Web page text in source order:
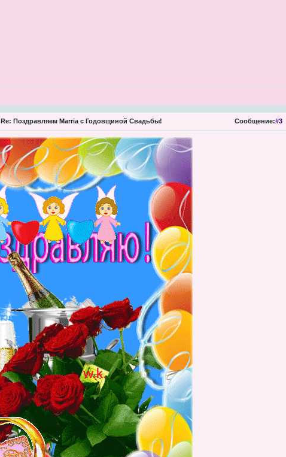
Re: Поздравляем Marria с Годовщиной Свадьбы! Сообщение:#3